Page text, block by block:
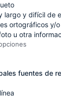
largo y difícil de
ortográficos y/
u otra
fuentes de